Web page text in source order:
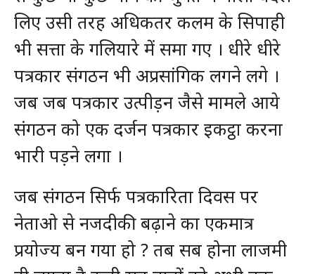
लिए उसी तरह अधिकतर कलम के सिपाही
भी सत्ता के गलियारे में समा गए । धीरे धीरे
पत्रकार संगठन भी अप्रसांगिक लगने लगे ।
जब जब पत्रकार उत्पीड़न जैसे मामले आये
संगठन को एक दर्जन पत्रकार इकट्ठा करना
भारी पड़ने लगा ।
जब संगठन सिर्फ पत्रकारिता दिवस पर
नेताओ से नजदीकी बढ़ाने का एकमात्र
प्रयोज्य बन गया हो ? तब सब होना लाजमी